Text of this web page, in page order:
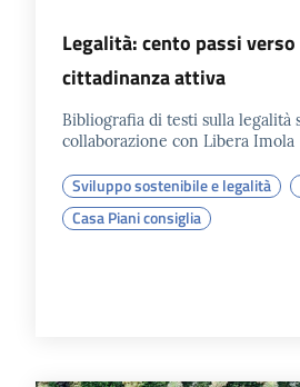
Piani
Archivio
storico
Decentrate
Legalità: cento passi
cittadinanza attiva
Bibliografia di testi sulla legalità
collaborazione con Libera Imola
Sviluppo sostenibile e legalità
Casa Piani consiglia